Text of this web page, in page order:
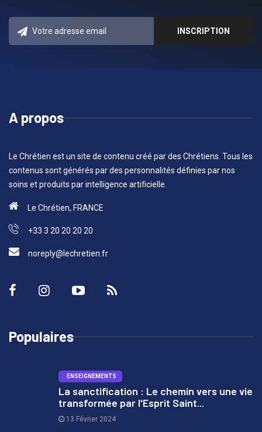
A propos
Le Chrétien est un site de contenu créé par des Chrétiens. Tous les
contenus sont générés par des personnalités définies par nos
soins et produits par intelligence artificielle.
Le Chrétien, FRANCE
+33 3 20 20 20 20
noreply@lechretien.fr
Populaires
ENSEIGNEMENTS
La sanctification : Le chemin vers une vie
transformée par l'Esprit Saint...
13 Février 2024